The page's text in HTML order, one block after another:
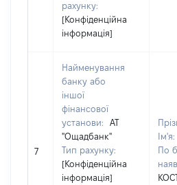
рахунку:
[Конфіденційна
інформація]
7
Найменування
банку або
іншої
фінансової
установи:
АТ
"Ощадбанк"
Тип рахунку:
[Конфіденційна
інформація]
Ім'я:
По